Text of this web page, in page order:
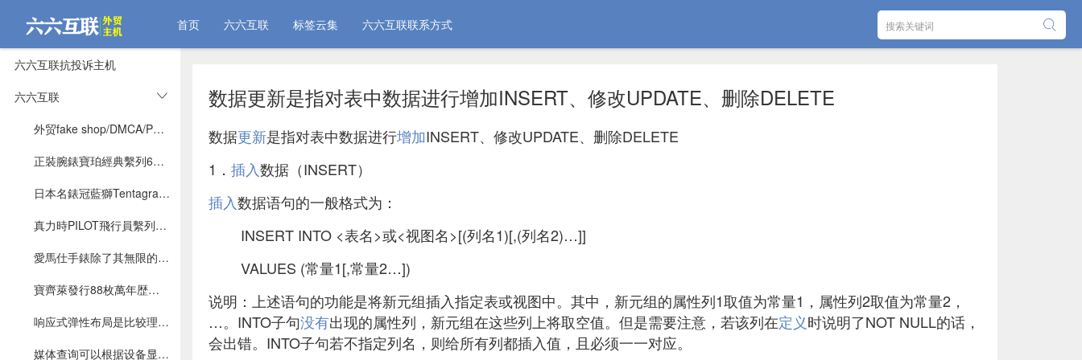
首页 六六互联 标签云集 六六互联联系方式
六六互联抗投诉主机
六六互联
外贸fake shop/DMCA/Phishing/Fraud/Counterfeit Sales/Fake Webshop/cloudflare咋整？
正裝腕錶寶珀經典繫列6224-1127-55B VS 積家翻轉腕錶繫列713842J
日本名錶冠藍獅Tentagraph的9SC5自動計時機芯，是一枚模塊計時機芯
真力時PILOT飛行員繫列大日歴飛返腕錶兩款不同的版本
愛馬仕手錶除了其無限的創意和對時間的獨特理解，還有專屬的美學元素
寶齊萊發行88枚萬年歴黑色限量版賞析
响应式弹性布局是比较理想的响应式布局实现方式
媒体查询可以根据设备显示器的特性设定CSS的样式
数据更新是指对表中数据进行增加INSERT、修改UPDATE、删除DELETE
数据更新是指对表中数据进行增加INSERT、修改UPDATE、删除DELETE
1． 插入数据（INSERT）
插入数据语句的一般格式为：
INSERT INTO <表名>或<视图名>[(列名1)[,(列名2)…]]
VALUES (常量1[,常量2…])
说明：上述语句的功能是将新元组插入指定表或视图中。其中，新元组的属性列1取值为常量1，属性列2取值为常量2，
…。INTO子句没有出现的属性列，新元组在这些列上将取空值。但是需要注意，若该列在定义时说明了NOT NULL的话，
会出错。INTO子句若不指定列名，则给所有列都插入值，且必须一一对应。